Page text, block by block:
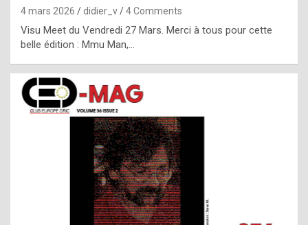
p
l
c
h
i
s
t
o
r
4 mars 2026 didier_v 4 Comments
Visu Meet du Vendredi 27 Mars. Merci à tous pour cette
belle édition : Mmu Man,…